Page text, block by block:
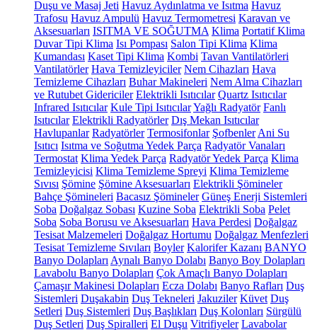
Duşu ve Masaj Jeti Havuz Aydınlatma ve Isıtma Havuz
Trafosu Havuz Ampulü Havuz Termometresi Karavan ve
Aksesuarları ISITMA VE SOĞUTMA Klima Portatif Klima
Duvar Tipi Klima Isı Pompası Salon Tipi Klima Klima
Kumandası Kaset Tipi Klima Kombi Tavan Vantilatörleri
Vantilatörler Hava Temizleyiciler Nem Cihazları Hava
Temizleme Cihazları Buhar Makineleri Nem Alma Cihazları
ve Rutubet Gidericiler Elektrikli Isıtıcılar Quartz Isıtıcılar
Infrared Isıtıcılar Kule Tipi IsıtıcılarYağlı Radyatör Fanlı
Isıtıcılar Elektrikli Radyatörler Dış Mekan Isıtıcılar
Havlupanlar Radyatörler Termosifonlar Şofbenler Ani Su
Isıtıcı Isıtma ve Soğutma Yedek Parça Radyatör Vanaları
Termostat Klima Yedek Parça Radyatör Yedek Parça Klima
Temizleyicisi Klima Temizleme Spreyi Klima Temizleme
Sıvısı Şömine Şömine Aksesuarları Elektrikli Şömineler
Bahçe Şömineleri Bacasız Şömineler Güneş Enerji Sistemleri
Soba Doğalgaz Sobası Kuzine Soba Elektrikli Soba Pelet
Soba Soba Borusu ve Aksesuarları Hava Perdesi Doğalgaz
Tesisat Malzemeleri Doğalgaz Hortumu Doğalgaz Menfezleri
Tesisat Temizleme Sıvıları Boyler Kalorifer Kazanı BANYO
Banyo Dolapları Aynalı Banyo Dolabı Banyo Boy Dolapları
Lavabolu Banyo Dolapları Çok Amaçlı Banyo Dolapları
Çamaşır Makinesi Dolapları Ecza Dolabı Banyo Rafları Duş
Sistemleri Duşakabin Duş Tekneleri Jakuziler Küvet Duş
Setleri Duş Sistemleri Duş Başlıkları Duş Kolonları Sürgülü
Duş Setleri Duş Spiralleri El Duşu Vitrifiyeler Lavabolar